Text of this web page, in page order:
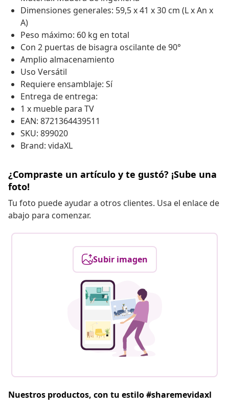
Dimensiones generales: 59,5 x 41 x 30 cm (L x An x
A)
Peso máximo: 60 kg en total
Con 2 puertas de bisagra oscilante de 90°
Amplio almacenamiento
Uso Versátil
Requiere ensamblaje: Sí
Entrega de entrega:
1 x mueble para TV
EAN: 8721364439511
SKU: 899020
Brand: vidaXL
¿Compraste un artículo y te gustó? ¡Sube una
foto!
Tu foto puede ayudar a otros clientes. Usa el enlace de
abajo para comenzar.
Subir imagen
Nuestros productos, con tu estilo #sharemevidaxl